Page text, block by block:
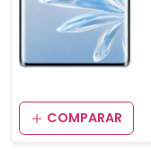
COMPARAR